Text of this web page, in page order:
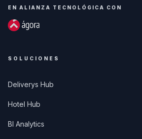
EN ALIANZA TECNOLÓGICA CON
SOLUCIONES
Deliverys Hub
Hotel Hub
BI Analytics